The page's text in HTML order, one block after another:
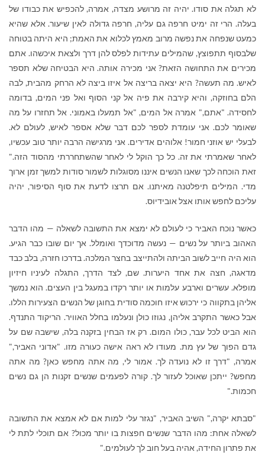
לא תגלה את סודו. יהיה זה מרושע מצדה, אמרה, להכפיש את כבודו של
בעלה. הרי זה ימיט חרפה גם עליה, חרפה גדולה לאין שיעור. אלא שהיא
כמעט שנפחה את נפשה מרוב מאמץ לכלוא את האמת; היא היתה בטוחה
שלבסוף תתפוצץ, שהמילים עתידות לפלס להן דרך ולצאת איכשהו. אתם
מכירים את התחושה הזאת? אני מכירה אותה. היא הבטיחה שלא תספר
לאיש. מה תעשה? היא יצאה בריצה אל איזו ביצה לא הרחק מהבית, לבה
הלם בחוזקה, והיא קירבה את פיה אל קני הסוף ואל פני המים, בדומה
לחסידה. "אתם," אמרה אל המים, "אל תמעלו באמוני. אל תחזרו על מה
שאומר לכם. אני עומדת לספר לכם דבר שלא אספר לאיש, לעולם לא.
לבעלי יש אוזני חמור! אלוהים אדירים. אני מרגישה הרבה יותר טוב עכשיו,
לאחר שאמרתי את זה. כל כך הוקל לי לאחר שהשתחררתי מהסוד הזה."
זאת הוכחה לכך שאנו הנשים איננו מסוגלות לשמור סודות למשך זמן ארוך
מדי. המילים תיפלטנה מאיתנו. אם תרצו לדעת את סוף הסיפור, יהיה
עליכם לחפש אותו אצל אובידיוס.
כאשר נוכח האביר כי לעולם לא ימצא את התשובה לשאלה — מהו הדבר
האהוב ביותר על נשים — נעשה מדוכדך ואומלל. אך יום שובו כבר הגיע.
הוא היה חייב לשוב הביתה ולהתייצב בחצר המלכה. בדרכו חזרה, בלב כבד
מדאגה, חצה את אחד היערות. שם, לצד הדרך, התגלה לעיניו חיזיון
מופלא. עשרים וארבע עלמות או יותר רקדו במעגל בין העצים. הוא נמשך
אליהן בתקווה כי ירכוש איזו חוכמה סודית בחוגן של הנשים הצעירות הללו.
אבל כאשר התקרב אליהן, נגוזו כולן ונעלמו בחלל האוויר. הריקוד התנדף.
הוא הביט לכל עבר, כולו המום. רק אז הבחין בזקנה בלה, שישבה שם על
גדם הפוך של עץ מת. מעודו לא ראה אישה כעורה מזו. "אדוני האביר,"
אמרה, "דרך זו לא נועדה לך. אמור לי, מה אתה מחפש כאן? מה אתה
מחפש? ייתכן שאוכל לעזור לך. קורה לפעמים שנשים זקנות הן גם נשים
חכמות."
"סבתא יקרה," השיב האביר, "נגזר עלי למות אם לא אמצא את התשובה
לשאלה אחת: מהו הדבר שנשים חפצות בו יותר מכול? אם תוכלי לתת לי
את פתרון החידה, אהיה בעל חוב לך לעולמים."